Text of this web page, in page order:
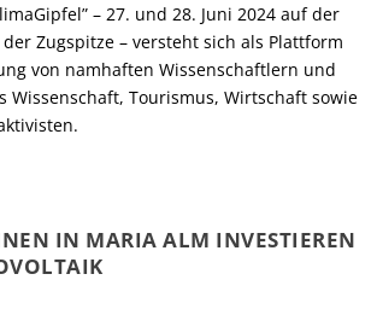
– 27. und 28. Juni 2024 auf der
Zugspitze – versteht sich als Plattform
von namhaften Wissenschaftlern und
Wissenschaft, Tourismus, Wirtschaft sowie
IN MARIA ALM INVESTIEREN